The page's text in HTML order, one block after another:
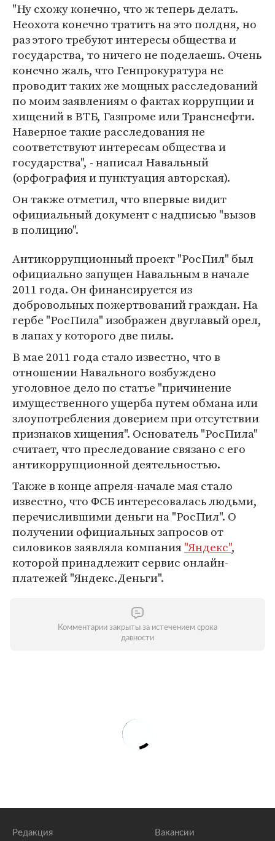
"Ну схожу конечно, что ж теперь делать.
Неохота конечно тратить на это полдня, но
раз этого требуют интересы общества и
государства, то ничего не поделаешь. Очень
конечно жаль, что Генпрокуратура не
проводит таких же мощных расследований
по моим заявлениям о фактах коррупции и
хищений в ВТБ, Газпроме или Транснефти.
Наверное такие расследования не
соответствуют интересам общества и
государства", - написал Навальный
(орфография и пунктуация авторская).
Он также отметил, что впервые видит
официальный документ с надписью "вызов
в полицию".
Антикоррупционный проект "РосПил" был
официально запущен Навальным в начале
2011 года. Он финансируется из
добровольных пожертвований граждан. На
гербе "РосПила" изображен двуглавый орел,
в лапах у которого две пилы.
В мае 2011 года стало известно, что в
отношении Навального возбуждено
уголовное дело по статье "причинение
имущественного ущерба путем обмана или
злоупотребления доверием при отсутствии
признаков хищения". Основатель "РосПила"
считает, что преследование связано с его
антикоррупционной деятельностью.
Также в конце апреля-начале мая стало
известно, что ФСБ интересовалась людьми,
перечислившими деньги на "РосПил". О
получении официальных запросов от
силовиков заявляла компания"Яндекс",
которой принадлежит сервис онлайн-
платежей "Яндекс.Деньги".
Комментарии закрыты за истечением срока
давности
Редакция Вакансии